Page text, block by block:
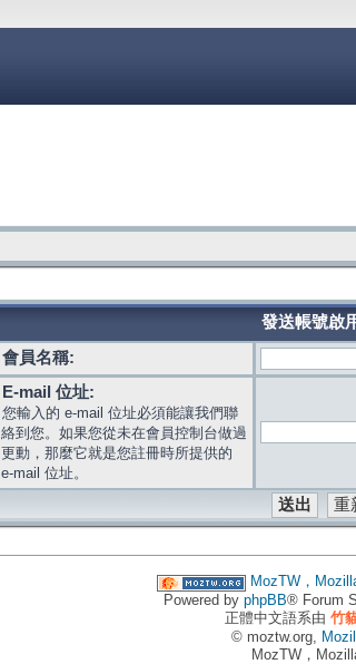
發送帳號啟
會員名稱:
E-mail 位址:
您輸入的 e-mail 位址必須能讓我們聯
絡到您。如果您從未在會員控制台做過
更動，那麼它就是您註冊時所提供的
e-mail 位址。
MozTW，
Powered by phpBB® Forum
正體中文語系由 竹
© moztw.org,
MozTW，